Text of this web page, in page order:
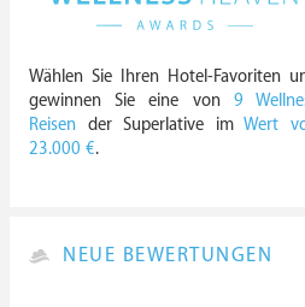
Wählen Sie Ihren Hotel-Favoriten
gewinnen Sie eine von 9
Reisen der Superlative imWert
23.000 €.
NEUE BEWERTUNGEN